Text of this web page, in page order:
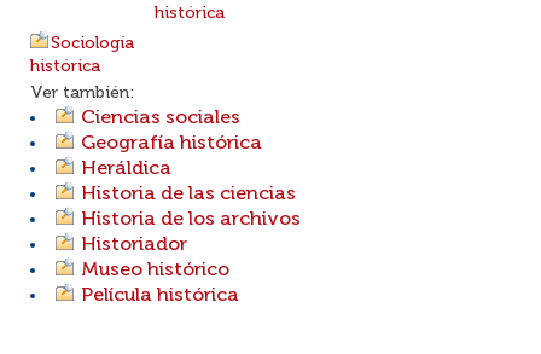
histórica
Sociología
histórica
Ver también:
Ciencias sociales
Geografía histórica
Heráldica
Historia de las ciencias
Historia de los archivos
Historiador
Museo histórico
Película histórica